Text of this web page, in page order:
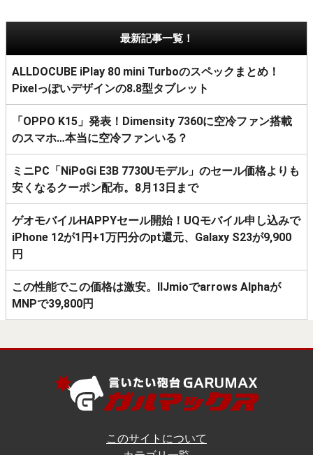
最新記事一覧！
ALLDOCUBE iPlay 80 mini Turboのスペックまとめ！
Pixelっぽいデザインの8.8型タブレット
「OPPO K15」発表！Dimensity 7360に空冷ファン搭載
のスマホ…本当に空冷ファンいる？
ミニPC「NiPoGi E3B 7730Uモデル」のセール価格よりも
安くなるクーポン配布。8月13日まで
ゲオモバイルHAPPYセール開始！UQモバイル申し込みで
iPhone 12が1円+1万円分のpt還元、Galaxy S23が9,900
円
この性能でこの価格は激安。IIJmioでarrows Alphaが
MNPで39,800円
このサイトについて